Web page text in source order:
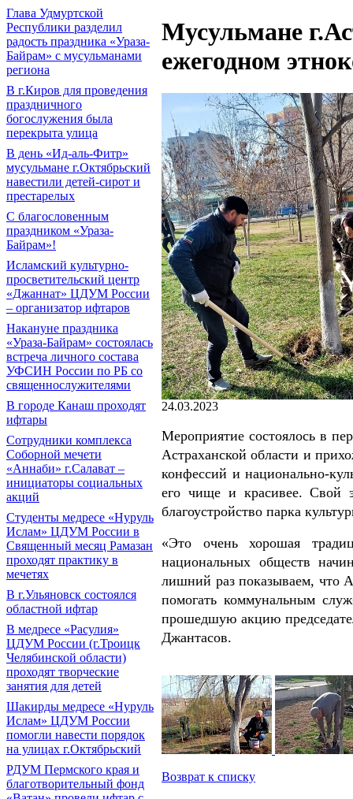
Глава Удмуртской
Республики разделил
радость праздника «Ураза-
Байрам» с мусульманами
региона
В г.Киров для проведения
праздничного
богослужения была
перекрыта улица
В день «Ид-аль-Фитр»
мусульмане г.Октябрьский
навестили детей-сирот и
престарелых
С благословенным
праздником «Ураза-
Байрам»!
Исламский культурно-
просветительский центр
«Джаннат» ЦДУМ России
– организатор ифтаров
Накануне праздника
«Ураза-Байрам» состоялась
встреча личного состава
УФСИН России по РБ со
священнослужителями
В городе Канаш проходят
ифтары
Сотрудники комплекса
Соборной мечети
«Аннаби» г.Салават –
инициаторы социальных
акций
Cтуденты медресе «Нуруль
Ислам» ЦДУМ России в
Священный месяц Рамазан
проходят практику в
мечетях
В г.Ульяновск состоялся
областной ифтар
В медресе «Расулия»
ЦДУМ России (г.Троицк
Челябинской области)
проходят творческие
занятия для детей
Шакирды медресе «Нуруль
Ислам» ЦДУМ России
помогли навести порядок
на улицах г.Октябрьский
РДУМ Пермского края и
благотворительный фонд
Мусульмане
ежегодном
24.03.2023
Мероприятие состоялось в
Астраханской области и
конфессий и национально-
его чище и красивее. Свой
благоустройство парка
«Это очень хорошая
национальных обществ
лишний раз показываем, что
помогать коммунальным
прошедшую акцию
Джантасов.
Возврат к списку